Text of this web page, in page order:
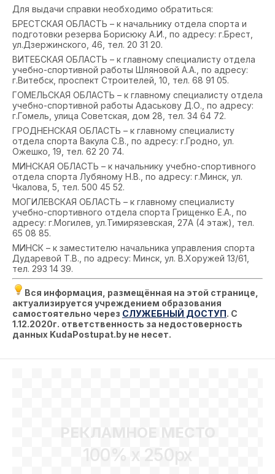
Для выдачи справки необходимо обратиться:
БРЕСТСКАЯ ОБЛАСТЬ – к начальнику отдела спорта и
подготовки резерва Борисюку А.И., по адресу: г.Брест,
ул.Дзержинского, 46, тел. 20 31 20.
ВИТЕБСКАЯ ОБЛАСТЬ – к главному специалисту отдела
учебно-спортивной работы Шляновой А.А., по адресу:
г.Витебск, проспект Строителей, 10, тел. 68 91 05.
ГОМЕЛЬСКАЯ ОБЛАСТЬ – к главному специалисту отдела
учебно-спортивной работы Адаськову Д.О., по адресу:
г.Гомель, улица Советская, дом 28, тел. 34 64 72.
ГРОДНЕНСКАЯ ОБЛАСТЬ – к главному специалисту
отдела спорта Вакула С.В., по адресу: г.Гродно, ул.
Ожешко, 19, тел. 62 20 74.
МИНСКАЯ ОБЛАСТЬ – к начальнику учебно-спортивного
отдела спорта Лубяному Н.В., по адресу: г.Минск, ул.
Чкалова, 5, тел. 500 45 52.
МОГИЛЕВСКАЯ ОБЛАСТЬ – к главному специалисту
учебно-спортивного отдела спорта Грищенко Е.А., по
адресу: г.Могилев, ул.Тимирязевская, 27А (4 этаж), тел.
65 08 85.
МИНСК – к заместителю начальника управления спорта
Дударевой Т.В., по адресу: Минск, ул. В.Хоружей 13/61,
тел. 293 14 39.
Вся информация, размещённая на этой странице,
актуализируется учреждением образования
самостоятельно через СЛУЖЕБНЫЙ ДОСТУП. С
1.12.2020г. ответственность за недостоверность
данных KudaPostupat.by не несет.
РЕКЛАМНОЕ МЕСТО
100% x 250px